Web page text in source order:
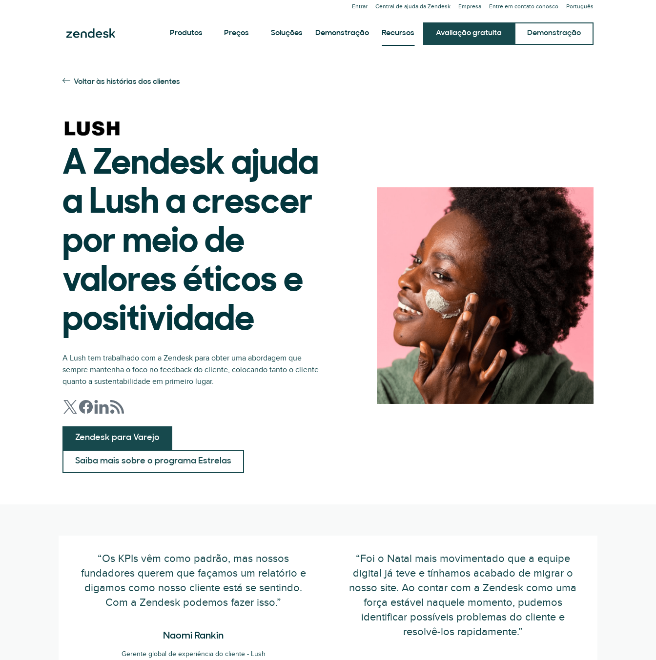
Entrar Central de ajuda da Zendesk Empresa Entre em contato conosco Português
Produtos Preços Soluções Demonstração Recursos Avaliação gratuita Demonstração
Voltar às histórias dos clientes
A Zendesk ajuda
a Lush a crescer
por meio de
valores éticos e
positividade
A Lush tem trabalhado com a Zendesk para obter uma abordagem que
sempre mantenha o foco no feedback do cliente, colocando tanto o cliente
quanto a sustentabilidade em primeiro lugar.
Zendesk para Varejo
Saiba mais sobre o programa Estrelas
“Os KPIs vêm como padrão, mas nossos
fundadores querem que façamos um relatório e
digamos como nosso cliente está se sentindo.
Com a Zendesk podemos fazer isso.”
Naomi Rankin
Gerente global de experiência do cliente - Lush
“Foi o Natal mais movimentado que a equipe
digital já teve e tínhamos acabado de migrar o
nosso site. Ao contar com a Zendesk como uma
força estável naquele momento, pudemos
identificar possíveis problemas do cliente e
resolvê-los rapidamente.”